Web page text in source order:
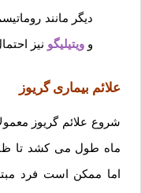
دیگر مانند
و ویتیلیگو نیز
علائم بیماری گریوز
شروع علائم گریوز
ماه طول می کشد تا
اما ممکن است فرد